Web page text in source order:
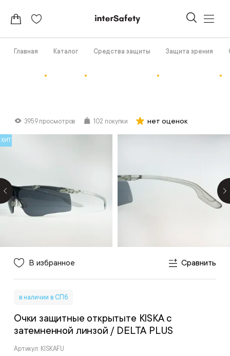
Главная Каталог Средства защиты Защита зрения
3959 просмотров 102 покупки нет оценок
ХИТ
В избранное Сравнить
в наличии в СПб
Очки защитные открытыте KISKA с
затемненной линзой / DELTA PLUS
Артикул: KISKAFU